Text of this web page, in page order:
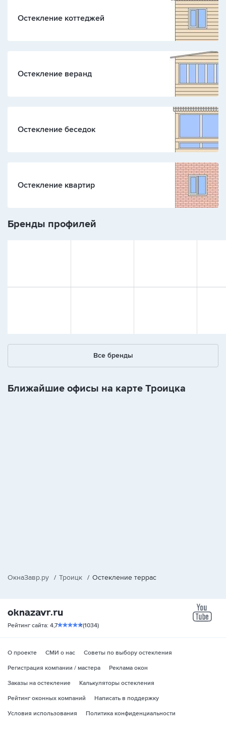
Остекление коттеджей
Остекление веранд
Остекление беседок
Остекление квартир
Бренды профилей
Все бренды
Ближайшие офисы на карте Троицка
ОкнаЗавр.ру / Троицк / Остекление террас
Рейтинг сайта: 4,7 (1034)
О проекте СМИ о нас
Советы по выбору остекления
Регистрация компании / мастера
Реклама окон
Заказы на остекление
Калькуляторы остекления
Рейтинг оконных компаний
Написать в поддержку
Условия использования
Политика конфиденциальности